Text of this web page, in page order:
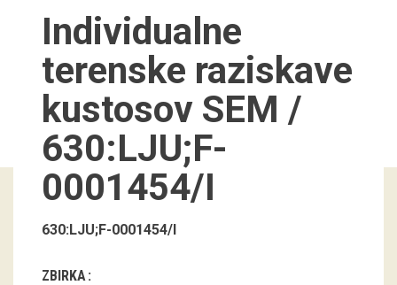
Stalne razstave
Občasne razstave
Gostovanja
E-razstave
Virtualni sprehodi
Razstavni projekti
Napovednik
Arhiv razstav
Individualne
terenske raziskave
kustosov SEM /
630:LJU;F-
0001454/I
630:LJU;F-0001454/I
ZBIRKA